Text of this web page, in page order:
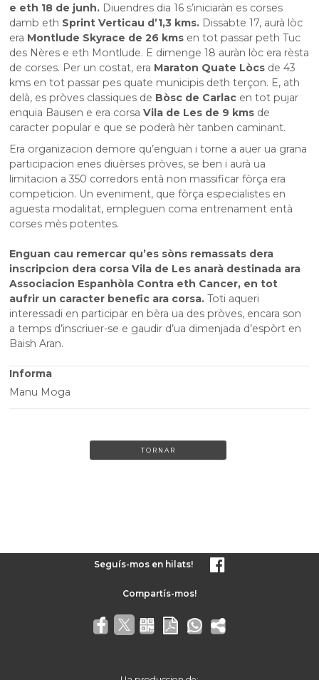
e eth 18 de junh. Diuendres dia 16 s’iniciaràn es corses
damb eth Sprint Verticau d’1,3 kms. Dissabte 17, aurà lòc
era Montlude Skyrace de 26 kms en tot passar peth Tuc
des Nères e eth Montlude. E dimenge 18 auràn lòc era rèsta
de corses. Per un costat, era Maraton Quate Lòcs de 43
kms en tot passar pes quate municipis deth terçon. E, ath
delà, es pròves classiques de Bòsc de Carlac en tot pujar
enquia Bausen e era corsaVila de Les de 9 kms de
caracter popular e que se poderà hèr tanben caminant.
Era organizacion demore qu’enguan i torne a auer ua grana
participacion enes diuèrses pròves, se ben i aurà ua
limitacion a 350 corredors entà non massificar fòrça era
competicion. Un eveniment, que fòrça especialistes en
aguesta modalitat, empleguen coma entrenament entà
corses mès potentes.
Enguan cau remercar qu’es sòns remassats dera
inscripcion dera corsa Vila de Les anarà destinada ara
Associacion Espanhòla Contra eth Cancer, en tot
aufrir un caracter benefic ara corsa. Toti aqueri
interessadi en participar en bèra ua des pròves, encara son
a temps d’inscriuer-se e gaudir d’ua dimenjada d’espòrt en
Baish Aran.
Informa
Manu Moga
TORNAR
Seguís-mos en hilats!